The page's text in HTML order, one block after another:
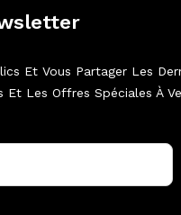
Et Vous Partager Les
Les Offres Spéciales À